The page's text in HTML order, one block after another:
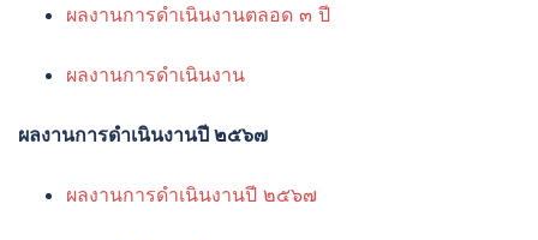
ผลงานการดำเนินงานตลอด ๓ ปี
ผลงานการดำเนินงาน
ผลงานการดำเนินงานปี ๒๕๖๗
ผลงานการดำเนินงานปี ๒๕๖๗